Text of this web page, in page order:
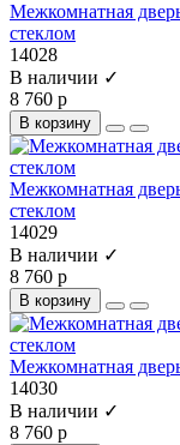
Межкомнатная
стеклом
14028
В наличии ✓
8 760 р
В корзину
Межкомнатная
стеклом
14029
В наличии ✓
8 760 р
В корзину
Межкомнатная
14030
В наличии ✓
8 760 р